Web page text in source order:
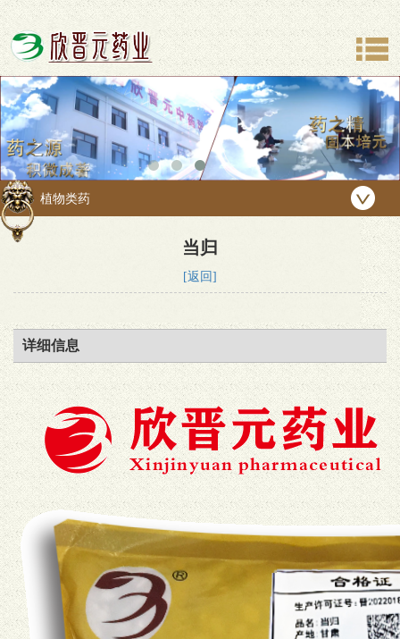
植物类药
当归
[返回]
详细信息